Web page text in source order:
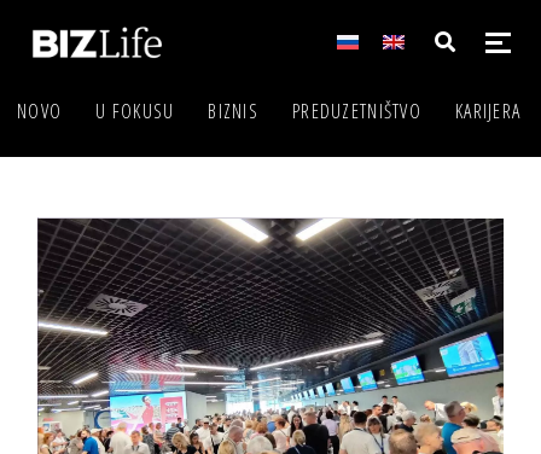
NOVO U FOKUSU BIZNIS PREDUZETNIŠTVO KARIJERA